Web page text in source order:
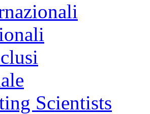
Scientists